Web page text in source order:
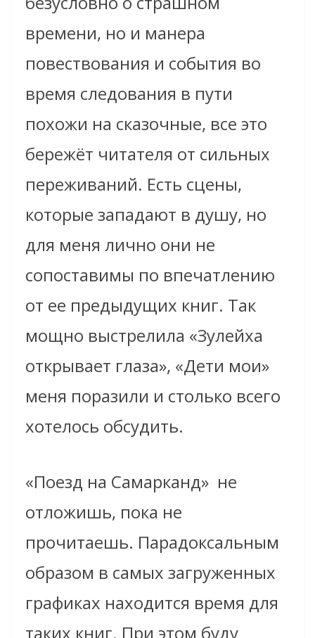
времени, но и манера
повествования и события во
время следования в пути
похожи на сказочные, все это
бережёт читателя от сильных
переживаний. Есть сцены,
которые западают в душу, но
для меня лично они не
сопоставимы по впечатлению
от ее предыдущих книг. Так
мощно выстрелила «Зулейха
открывает глаза», «Дети мои»
меня поразили и столько всего
хотелось обсудить.
«Поезд на Самарканд» не
отложишь, пока не
прочитаешь. Парадоксальным
образом в самых загруженных
графиках находится время для
таких книг. При этом буду